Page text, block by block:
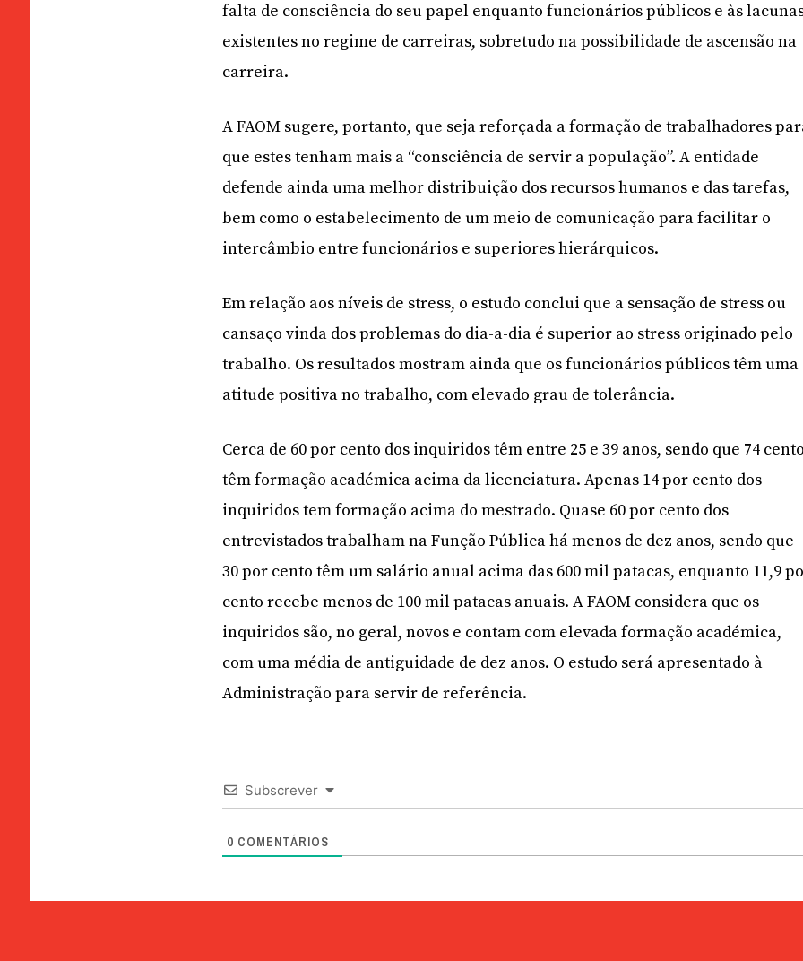
falta de consciência do seu papel enquanto funcionários públicos e às
existentes no regime de carreiras, sobretudo na possibilidade de ascensão na
carreira.
A FAOM sugere, portanto, que seja reforçada a formação de trabalhadores
que estes tenham mais a “consciência de servir a população”. A entidade
defende ainda uma melhor distribuição dos recursos humanos e das tarefas,
bem como o estabelecimento de um meio de comunicação para facilitar o
intercâmbio entre funcionários e superiores hierárquicos.
Em relação aos níveis de stress, o estudo conclui que a sensação de stress ou
cansaço vinda dos problemas do dia-a-dia é superior ao stress originado pelo
trabalho. Os resultados mostram ainda que os funcionários públicos têm uma
atitude positiva no trabalho, com elevado grau de tolerância.
Cerca de 60 por cento dos inquiridos têm entre 25 e 39 anos, sendo que 74
têm formação académica acima da licenciatura. Apenas 14 por cento dos
inquiridos tem formação acima do mestrado. Quase 60 por cento dos
entrevistados trabalham na Função Pública há menos de dez anos, sendo que
30 por cento têm um salário anual acima das 600 mil patacas, enquanto 11,9
cento recebe menos de 100 mil patacas anuais. A FAOM considera que os
inquiridos são, no geral, novos e contam com elevada formação académica,
com uma média de antiguidade de dez anos. O estudo será apresentado à
Administração para servir de referência.
Subscrever
0 COMENTÁRIOS